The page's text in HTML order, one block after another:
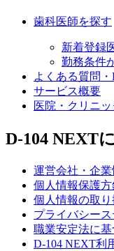
歯科医師を探す
新着登録
勤務条件
よくある質問・
サービス概要
医院・クリニ
D-104 NEXT
運営会社・企業
個人情報保護方
個人情報の取り
プライバシー
職業安定法に
D-104 NEXT利